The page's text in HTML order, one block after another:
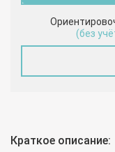
(без
Краткое описание: